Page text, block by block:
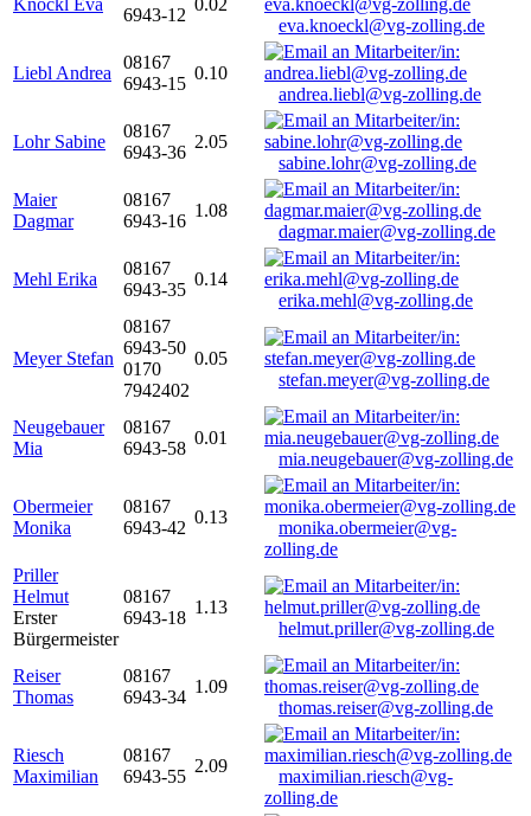
Knöckl Eva
6943-12
0.02
eva.knoeckl@vg-zolling.de
Liebl Andrea
08167
6943-15
0.10
andrea.liebl@vg-zolling.de
Lohr Sabine
08167
6943-36
2.05
sabine.lohr@vg-zolling.de
Maier
Dagmar
08167
6943-16
1.08
dagmar.maier@vg-zolling.de
Mehl Erika
08167
6943-35
0.14
erika.mehl@vg-zolling.de
Meyer Stefan
08167
6943-50
0170
7942402
0.05
stefan.meyer@vg-zolling.de
Neugebauer
Mia
08167
6943-58
0.01
mia.neugebauer@vg-zolling.de
Obermeier
Monika
08167
6943-42
0.13
monika.obermeier@vg-
zolling.de
Priller
Helmut
Erster
Bürgermeister
08167
6943-18
1.13
helmut.priller@vg-zolling.de
Reiser
Thomas
08167
6943-34
1.09
thomas.reiser@vg-zolling.de
Riesch
Maximilian
08167
6943-55
2.09
maximilian.riesch@vg-
zolling.de